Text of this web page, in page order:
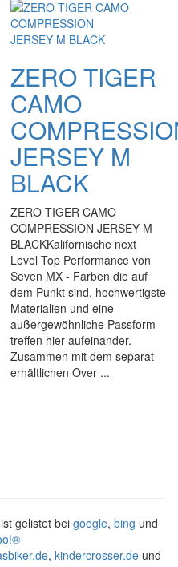
ZERO TIGER
CAMO
JERSEY M
BLACK
ZERO TIGER CAMO
COMPRESSION JERSEY M
BLACKKalifornische next
Level Top Performance von
Seven MX - Farben die auf
dem Punkt sind, hochwertigste
Materialien und eine
außergewöhnliche Passform
treffen hier aufeinander.
Zusammen mit dem separat
erhältlichen Over ...
gelistet bei google, bing und
, kindercrosser.de und